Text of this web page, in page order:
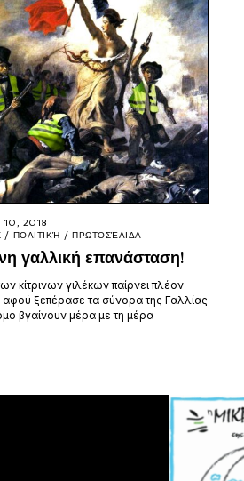
10, 2018
/ ΠΟΛΙΤΙΚΉ / ΠΡΩΤΟΣΈΛΙΔΑ
γαλλική επανάσταση!
κίτρινων γιλέκων παίρνει πλέον
αφού ξεπέρασε τα σύνορα της Γαλλίας
βγαίνουν μέρα με τη μέρα